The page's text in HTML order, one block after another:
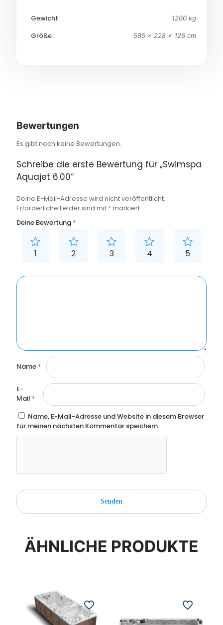
Gewicht 1200 kg
Größe 585 × 228 × 126 cm
Bewertungen
Es gibt noch keine Bewertungen.
Schreibe die erste Bewertung für „Swimspa
Aquajet 6.00“
Deine E-Mail-Adresse wird nicht veröffentlicht.
Erforderliche Felder sind mit *markiert
Deine Bewertung *
1 2 3 4 5
Name *
E-
Mail *
Name, E-Mail-Adresse und Website in diesem Browser
für meinen nächsten Kommentar speichern.
ÄHNLICHE PRODUKTE